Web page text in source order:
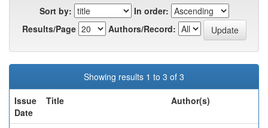
Sort by:
In order:
Results/Page
Authors/Record:
Showing results 1 to 3 of 3
Issue
Date
Title Author(s)